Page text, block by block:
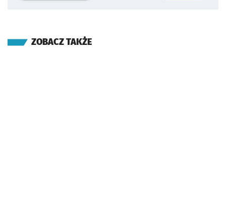
ZOBACZ TAKŻE